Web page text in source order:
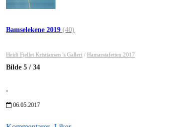
Bamselekene 2019 (40)
Heidi Fjellet Kristiansen 's Galleri / Hamarstafetten 2017
Bilde 5 / 34
.
06.05.2017